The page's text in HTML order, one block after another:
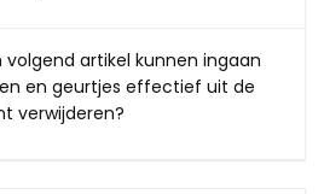
artikel kunnen ingaan
en geurtjes effectief uit de
verwijderen?